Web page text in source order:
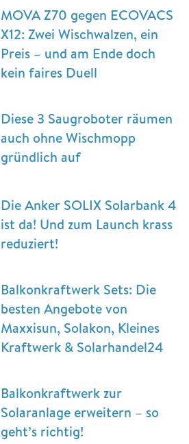
MOVA Z70 gegen ECOVACS
X12: Zwei Wischwalzen, ein
Preis – und am Ende doch
kein faires Duell
Diese 3 Saugroboter räumen
auch ohne Wischmopp
gründlich auf
Die Anker SOLIX Solarbank 4
ist da! Und zum Launch krass
reduziert!
Balkonkraftwerk Sets: Die
besten Angebote von
Maxxisun, Solakon, Kleines
Kraftwerk & Solarhandel24
Balkonkraftwerk zur
Solaranlage erweitern – so
geht’s richtig!